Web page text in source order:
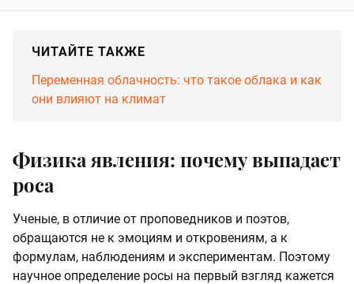
ЧИТАЙТЕ ТАКЖЕ
Переменная облачность: что такое облака и как
они влияют на климат
Физика явления: почему выпадает
роса
Ученые, в отличие от проповедников и поэтов,
обращаются не к эмоциям и откровениям, а к
формулам, наблюдениям и экспериментам. Поэтому
научное определение росы на первый взгляд кажется